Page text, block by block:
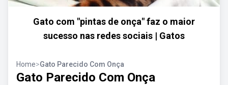
Gato com "pintas de onça" faz o maior
sucesso nas redes sociais | Gatos
Home>Gato Parecido Com Onça
Gato Parecido Com Onça